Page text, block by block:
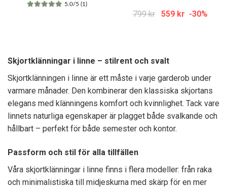
5.0/5 (1)
799 kr 559 kr -30%
Skjortklänningar i linne – stilrent och svalt
Skjortklänningen i linne är ett måste i varje garderob under
varmare månader. Den kombinerar den klassiska skjortans
elegans med klänningens komfort och kvinnlighet. Tack vare
linnets naturliga egenskaper är plagget både svalkande och
hållbart – perfekt för både semester och kontor.
Passform och stil för alla tillfällen
Våra skjortklänningar i linne finns i flera modeller: från raka
och minimalistiska till midjeskurna med skärp för en mer